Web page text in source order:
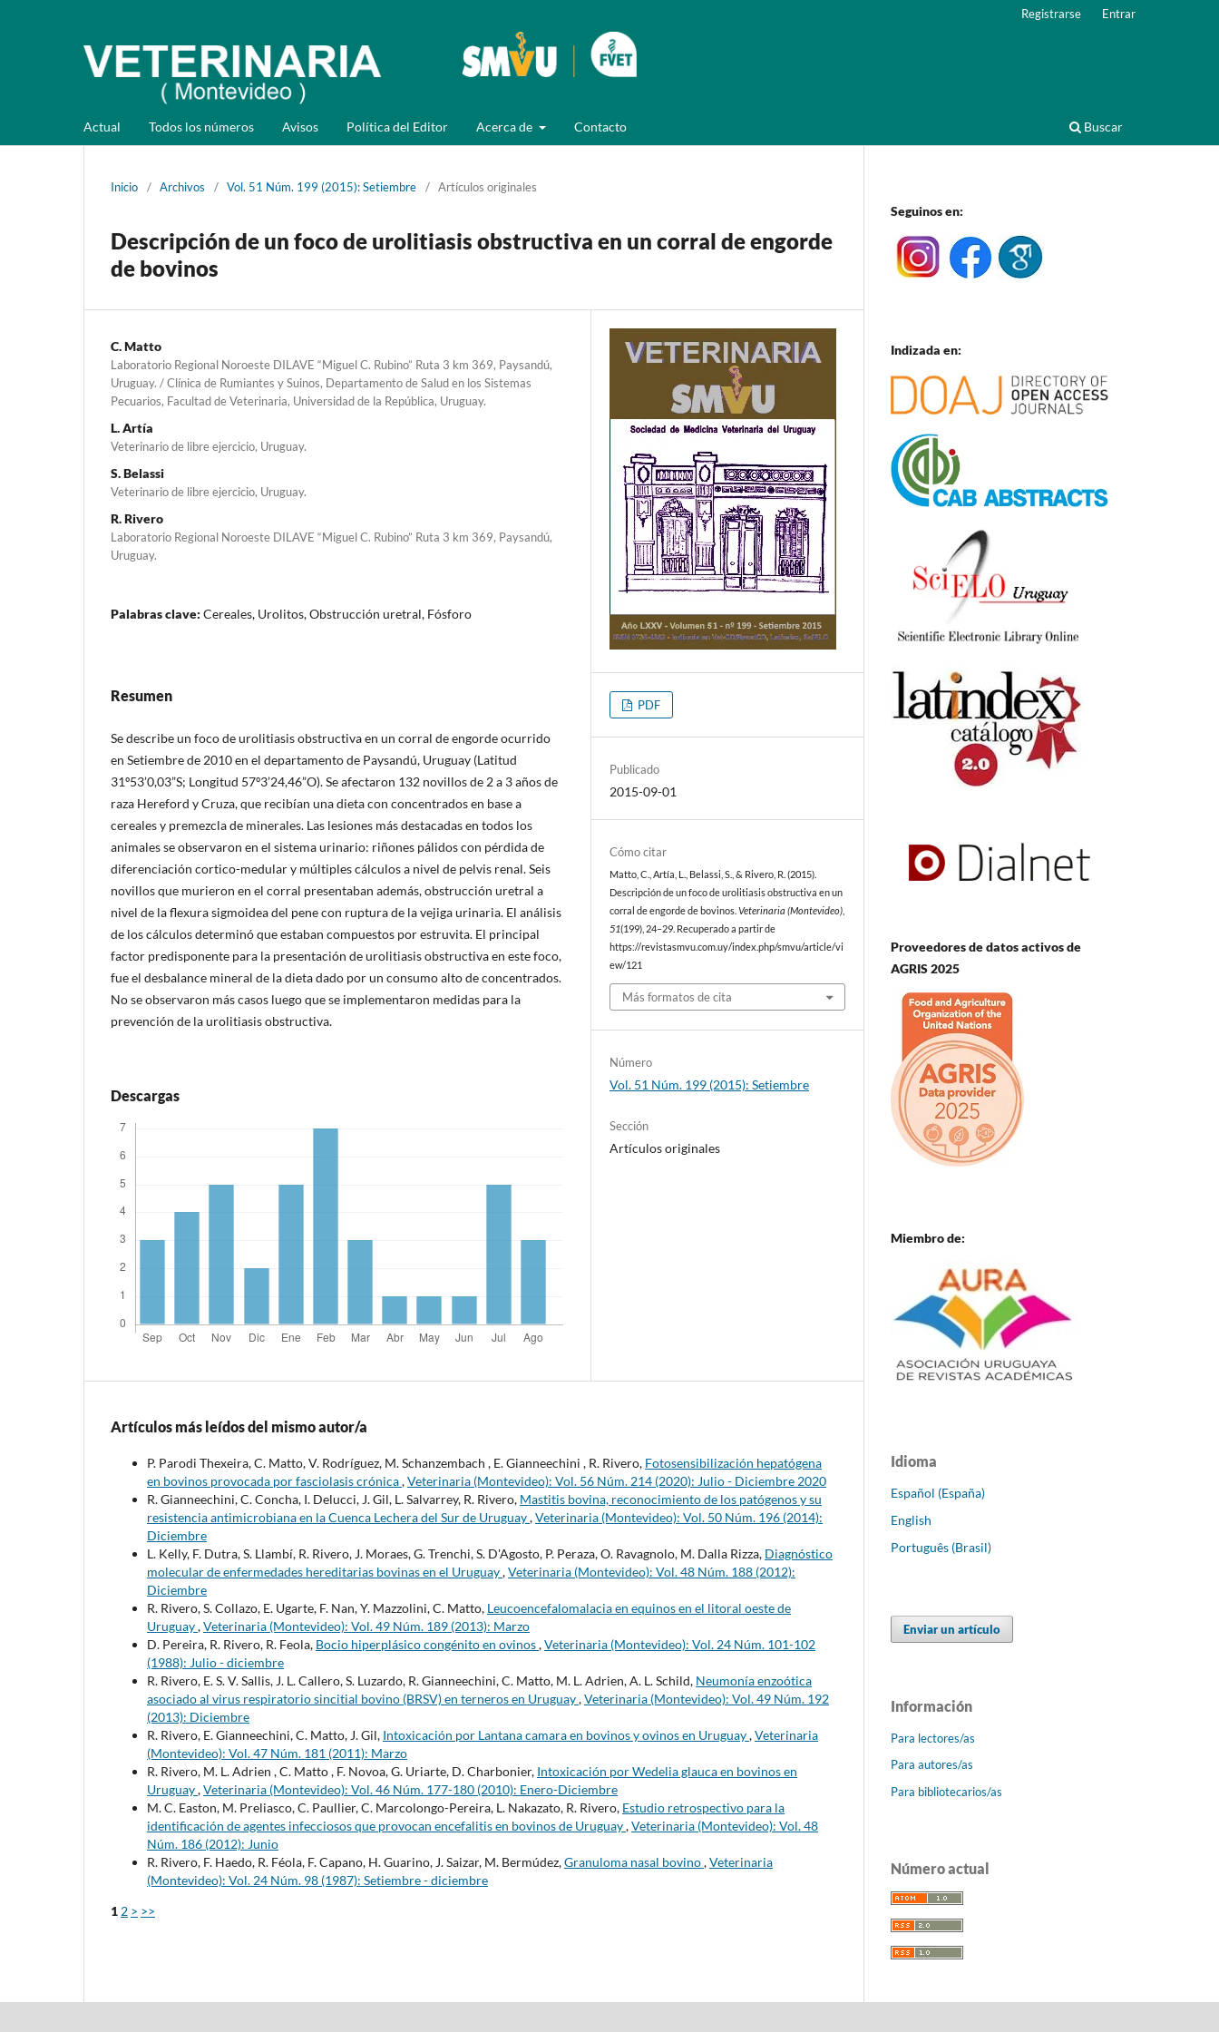
Actual Todos los números Avisos Política del Editor Acerca de Contacto Buscar
Registrarse Entrar
Inicio / Archivos / Vol. 51 Núm. 199 (2015): Setiembre / Artículos originales
Descripción de un foco de urolitiasis obstructiva en un corral de engorde
de bovinos
C. Matto
Laboratorio Regional Noroeste DILAVE “Miguel C. Rubino” Ruta 3 km 369, Paysandú,
Uruguay. / Clínica de Rumiantes y Suinos, Departamento de Salud en los Sistemas
Pecuarios, Facultad de Veterinaria, Universidad de la República, Uruguay.
L. Artía
Veterinario de libre ejercicio, Uruguay.
S. Belassi
Veterinario de libre ejercicio, Uruguay.
R. Rivero
Laboratorio Regional Noroeste DILAVE “Miguel C. Rubino” Ruta 3 km 369, Paysandú,
Uruguay.
Palabras clave: Cereales, Urolitos, Obstrucción uretral, Fósforo
Resumen
Se describe un foco de urolitiasis obstructiva en un corral de engorde ocurrido
en Setiembre de 2010 en el depar­tamento de Paysandú, Uruguay (Latitud
31º53’0,03”S; Longitud 57º3’24,46”O). Se afectaron 132 novillos de 2 a 3 años de
raza Hereford y Cruza, que recibían una dieta con concentrados en base a
cereales y premezcla de mi­nerales. Las lesiones más destacadas en todos los
anima­les se observaron en el sistema urinario: riñones pálidos con pérdida de
diferenciación cortico-medular y múltiples cálculos a nivel de pelvis renal. Seis
novillos que murie­ron en el corral presentaban además, obstrucción uretral a
nivel de la flexura sigmoidea del pene con ruptura de la vejiga urinaria. El análisis
de los cálculos determinó que estaban compuestos por estruvita. El principal
factor pre­disponente para la presentación de urolitiasis obstructiva en este foco,
fue el desbalance mineral de la dieta dado por un consumo alto de concentrados.
No se observaron más casos luego que se implementaron medidas para la
prevención de la urolitiasis obstructiva.
Descargas
PDF
Publicado
2015-09-01
Cómo citar
Matto, C., Artía, L., Belassi, S., & Rivero, R. (2015).
Descripción de un foco de urolitiasis obstructiva en un
corral de engorde de bovinos.Veterinaria (Montevideo)
51(199), 24–29. Recuperado a partir de
https://revistasmvu.com.uy/index.php/smvu/article/vi
ew/121
Más formatos de cita
Número
Vol. 51 Núm. 199 (2015): Setiembre
Sección
Artículos originales
Artículos más leídos del mismo autor/a
P. Parodi Thexeira, C. Matto, V. Rodríguez, M. Schanzembach , E. Gianneechini , R. Rivero, Fotosensibilización hepatógena
en bovinos provocada por fasciolasis crónica,Veterinaria (Montevideo): Vol. 56 Núm. 214 (2020): Julio - Diciembre 2020
R. Gianneechini, C. Concha, I. Delucci, J. Gil, L. Salvarrey, R. Rivero, Mastitis bovina, reconocimiento de los patógenos y su
resistencia antimicrobiana en la Cuenca Lechera del Sur de Uruguay,Veterinaria (Montevideo): Vol. 50 Núm. 196 (2014):
Diciembre
L. Kelly, F. Dutra, S. Llambí, R. Rivero, J. Moraes, G. Trenchi, S. D'Agosto, P. Peraza, O. Ravagnolo, M. Dalla Rizza, Diagnóstico
molecular de enfermedades hereditarias bovinas en el Uruguay,Veterinaria (Montevideo): Vol. 48 Núm. 188 (2012):
Diciembre
R. Rivero, S. Collazo, E. Ugarte, F. Nan, Y. Mazzolini, C. Matto, Leucoencefalomalacia en equinos en el litoral oeste de
Uruguay,Veterinaria (Montevideo): Vol. 49 Núm. 189 (2013): Marzo
D. Pereira, R. Rivero, R. Feola, Bocio hiperplásico congénito en ovinos,Veterinaria (Montevideo): Vol. 24 Núm. 101-102
(1988): Julio - diciembre
R. Rivero, E. S. V. Sallis, J. L. Callero, S. Luzardo, R. Gianneechini, C. Matto, M. L. Adrien, A. L. Schild, Neumonía enzoótica
asociado al virus respiratorio sincitial bovino (BRSV) en terneros en Uruguay,Veterinaria (Montevideo): Vol. 49 Núm. 192
(2013): Diciembre
R. Rivero, E. Gianneechini, C. Matto, J. Gil, Intoxicación por Lantana camara en bovinos y ovinos en Uruguay,Veterinaria
(Montevideo): Vol. 47 Núm. 181 (2011): Marzo
R. Rivero, M. L. Adrien , C. Matto , F. Novoa, G. Uriarte, D. Charbonier, Intoxicación por Wedelia glauca en bovinos en
Uruguay,Veterinaria (Montevideo): Vol. 46 Núm. 177-180 (2010): Enero-Diciembre
M. C. Easton, M. Preliasco, C. Paullier, C. Marcolongo-Pereira, L. Nakazato, R. Rivero, Estudio retrospectivo para la
identificación de agentes infecciosos que provocan encefalitis en bovinos de Uruguay,Veterinaria (Montevideo): Vol. 48
Núm. 186 (2012): Junio
R. Rivero, F. Haedo, R. Féola, F. Capano, H. Guarino, J. Saizar, M. Bermúdez,Granuloma nasal bovino,Veterinaria
(Montevideo): Vol. 24 Núm. 98 (1987): Setiembre - diciembre
1 2 > >>
Seguinos en:
Indizada en:
Proveedores de datos activos de
AGRIS 2025
Miembro de:
Idioma
Español (España)
English
Português (Brasil)
Enviar un artículo
Información
Para lectores/as
Para autores/as
Para bibliotecarios/as
Número actual